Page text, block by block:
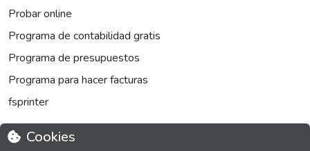
Cookies
Probar online
Programa de contabilidad gratis
Programa de presupuestos
Programa para hacer facturas
fsprinter